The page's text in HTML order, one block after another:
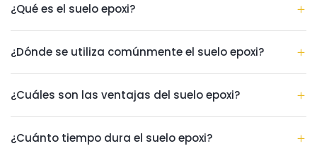
¿Qué es el suelo epoxi?
¿Dónde se utiliza comúnmente el suelo epoxi?
¿Cuáles son las ventajas del suelo epoxi?
¿Cuánto tiempo dura el suelo epoxi?